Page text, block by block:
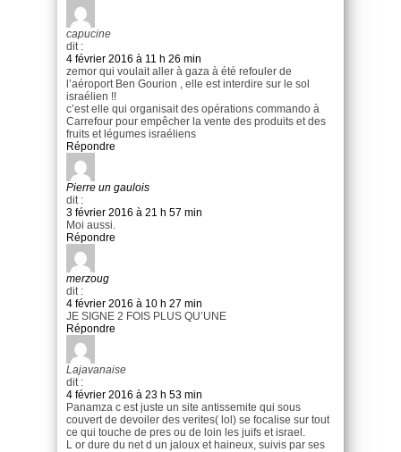
capucine
dit :
4 février 2016 à 11 h 26 min
zemor qui voulait aller à gaza à été refouler de
l’aéroport Ben Gourion , elle est interdire sur le sol
israélien !!
c’est elle qui organisait des opérations commando à
Carrefour pour empêcher la vente des produits et des
fruits et légumes israéliens
Répondre
Pierre un gaulois
dit :
3 février 2016 à 21 h 57 min
Moi aussi.
Répondre
merzoug
dit :
4 février 2016 à 10 h 27 min
JE SIGNE 2 FOIS PLUS QU’UNE
Répondre
Lajavanaise
dit :
4 février 2016 à 23 h 53 min
Panamza c est juste un site antissemite qui sous
couvert de devoiler des verites( lol) se focalise sur tout
ce qui touche de pres ou de loin les juifs et israel.
L or dure du net d un jaloux et haineux, suivis par ses